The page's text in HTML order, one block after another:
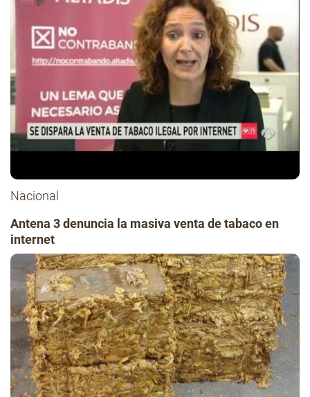
Nacional
Antena 3 denuncia la masiva venta de tabaco en
internet